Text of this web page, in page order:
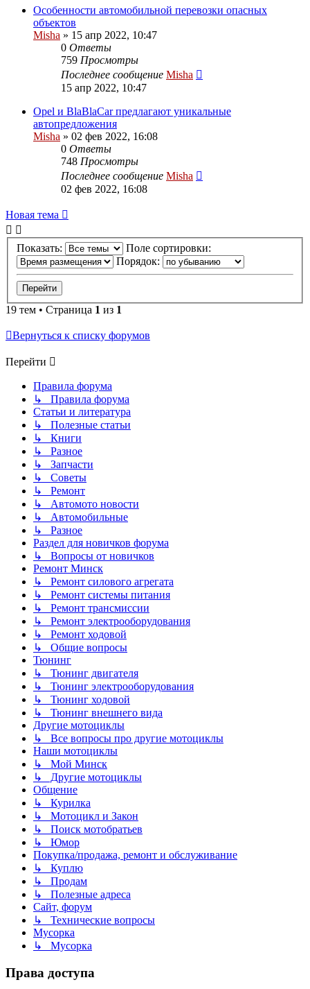
Особенности автомобильной перевозки опасных
объектов
Misha » 15 апр 2022, 10:47
0 Ответы
759 Просмотры
Последнее сообщение Misha
15 апр 2022, 10:47
Opel и BlaBlaCar предлагают уникальные
автопредложения
Misha » 02 фев 2022, 16:08
0 Ответы
748 Просмотры
Последнее сообщение Misha
02 фев 2022, 16:08
Новая тема
Показать:
Поле сортировки:
Порядок:
19 тем • Страница 1 из 1
Вернуться к списку форумов
Перейти
Правила форума
↳ Правила форума
Статьи и литература
↳ Полезные статьи
↳ Книги
↳ Разное
↳ Запчасти
↳ Советы
↳ Ремонт
↳ Автомото новости
↳ Автомобильные
↳ Разное
Раздел для новичков форума
↳ Вопросы от новичков
Ремонт Минск
↳ Ремонт силового агрегата
↳ Ремонт системы питания
↳ Ремонт трансмиссии
↳ Ремонт электрооборудования
↳ Ремонт ходовой
↳ Общие вопросы
Тюнинг
↳ Тюнинг двигателя
↳ Тюнинг электрооборудования
↳ Тюнинг ходовой
↳ Тюнинг внешнего вида
Другие мотоциклы
↳ Все вопросы про другие мотоциклы
Наши мотоциклы
↳ Мой Минск
↳ Другие мотоциклы
Общение
↳ Курилка
↳ Мотоцикл и Закон
↳ Поиск мотобратьев
↳ Юмор
Покупка/продажа, ремонт и обслуживание
↳ Куплю
↳ Продам
↳ Полезные адреса
Сайт, форум
↳ Технические вопросы
Мусорка
↳ Мусорка
Права доступа